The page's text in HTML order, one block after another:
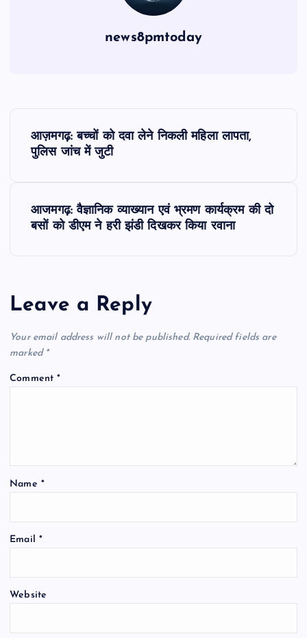
news8pmtoday
a
v
i
i
आज़मगढ़: बच्चों को दवा लेने निकली महिला लापता,
पुलिस जांच में जुटी
आजमगढ़: वैज्ञानिक व्याख्यान एवं भ्रमण कार्यक्रम की दो
बसों को डीएम ने हरी झंडी दिखकर किया रवाना
Leave a Reply
Your email address will not be published. Required fields are
marked *
Comment*
Name *
Email *
Website